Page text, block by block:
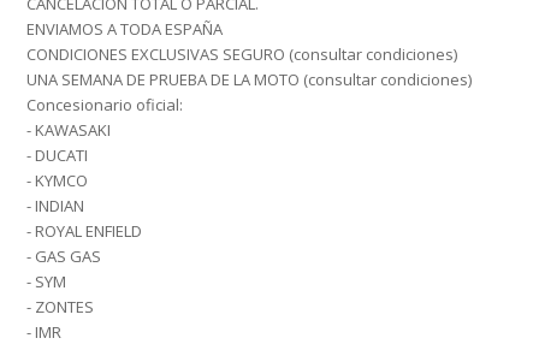
ENVIAMOS A TODA ESPAÑA
CONDICIONES EXCLUSIVAS SEGURO (consultar condiciones)
UNA SEMANA DE PRUEBA DE LA MOTO (consultar condiciones)
Concesionario oficial:
- KAWASAKI
- DUCATI
- KYMCO
- INDIAN
- ROYAL ENFIELD
- GAS GAS
- SYM
- ZONTES
- IMR